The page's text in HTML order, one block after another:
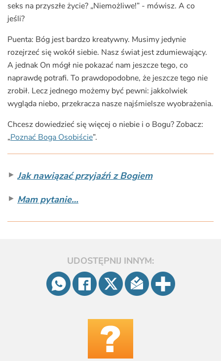
seks na przyszłe życie? „Niemożliwe!” - mówisz. A co
jeśli?
Puenta: Bóg jest bardzo kreatywny. Musimy jedynie
rozejrzeć się wokół siebie. Nasz świat jest zdumiewający.
A jednak On mógł nie pokazać nam jeszcze tego, co
naprawdę potrafi. To prawdopodobne, że jeszcze tego nie
zrobił. Lecz jednego możemy być pewni: jakkolwiek
wygląda niebo, przekracza nasze najśmielsze wyobrażenia.
Chcesz dowiedzieć się więcej o niebie i o Bogu? Zobacz:
„Poznać Boga Osobiście”.
► Jak nawiązać przyjaźń z Bogiem
► Mam pytanie…
UDOSTĘPNIJ INNYM: